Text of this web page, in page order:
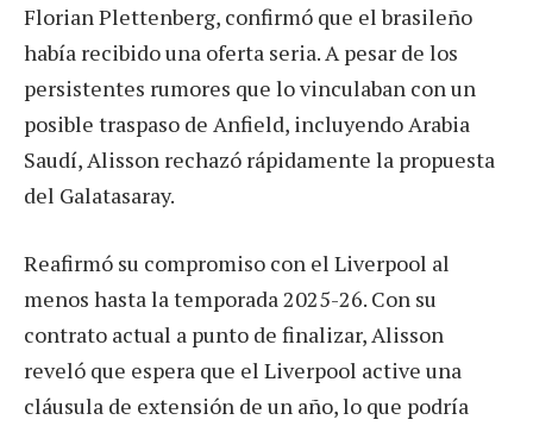
Florian Plettenberg, confirmó que el brasileño
había recibido una oferta seria. A pesar de los
persistentes rumores que lo vinculaban con un
posible traspaso de Anfield, incluyendo Arabia
Saudí, Alisson rechazó rápidamente la propuesta
del Galatasaray.
Reafirmó su compromiso con el Liverpool al
menos hasta la temporada 2025-26. Con su
contrato actual a punto de finalizar, Alisson
reveló que espera que el Liverpool active una
cláusula de extensión de un año, lo que podría